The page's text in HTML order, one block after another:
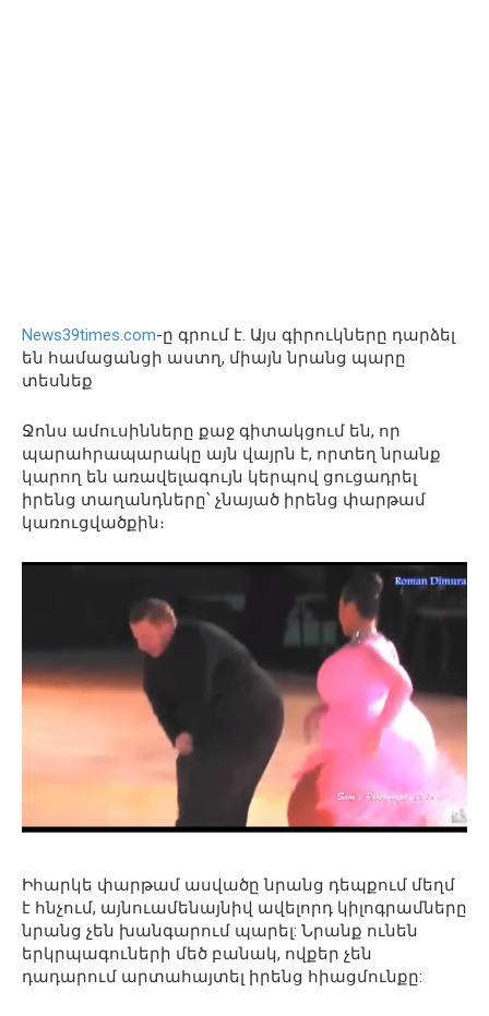
News39times.com-ը գրում է. Այս գիրուկները դարձել
են համացանցի աստղ, միայն նրանց պարը
տեսնեք
Ջոնս ամուսինները քաջ գիտակցում են, որ
պարահրապարակը այն վայրն է, որտեղ նրանք
կարող են առավելագույն կերպով ցուցադրել
իրենց տաղանդները՝ չնայած իրենց փարթամ
կառուցվածքին։
Իհարկե փարթամ ասվածը նրանց դեպքում մեղմ
է հնչում, այնուամենայնիվ ավելորդ կիլոգրամները
նրանց չեն խանգարում պարել: Նրանք ունեն
երկրպագուների մեծ բանակ, ովքեր չեն
դադարում արտահայտել իրենց հիացմունքը: